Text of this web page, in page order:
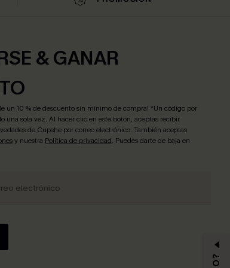
& GANAR
un 10 % de descuento sin mínimo de compra! *Un código por
una sola vez. Al hacer clic en este botón, aceptas recibir
de Cupshe por correo electrónico. También aceptas
y nuestra Política de privacidad. Puedes darte de baja en